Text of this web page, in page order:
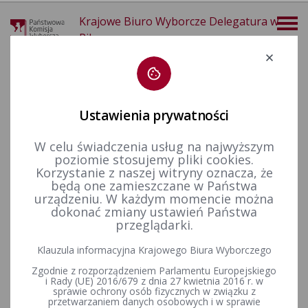
Krajowe Biuro Wyborcze Delegatura w
Pile
Informacje
Postanowienie nr 4/2023 Komisarza Wyborczego w Pile I z
mandatu radnego Rady Miejskiej w Jastrowiu
Ustawienia prywatności
W celu świadczenia usług na najwyższym
poziomie stosujemy pliki cookies.
Korzystanie z naszej witryny oznacza, że
będą one zamieszczane w Państwa
urządzeniu. W każdym momencie można
dokonać zmiany ustawień Państwa
przeglądarki.
Klauzula informacyjna Krajowego Biura Wyborczego
Zgodnie z rozporządzeniem Parlamentu Europejskiego
i Rady (UE) 2016/679 z dnia 27 kwietnia 2016 r. w
sprawie ochrony osób fizycznych w związku z
przetwarzaniem danych osobowych i w sprawie